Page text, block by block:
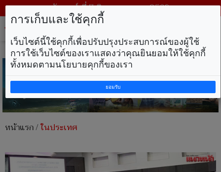
วันศุกร์ ที่ 7 สิงหาคม พ.ศ. 2569
หน้าแรก/ในประเทศ
การเก็บและใช้คุกกี้
เว็บไซต์นี้ใช้คุกกี้เพื่อปรับปรุงประสบการณ์ของผู้ใช้
การใช้เว็บไซต์ของเราแสดงว่าคุณยินยอมให้ใช้คุกกี้
ทั้งหมดตามนโยบายคุกกี้ของเรา
ยอมรับ